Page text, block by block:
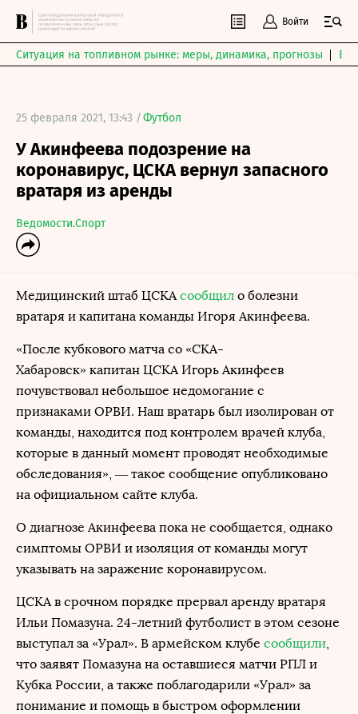
Войти
Ситуация на топливном рынке: меры, динамика, прогнозы
25 февраля 2021, 13:43 /Футбол
У Акинфеева подозрение на
коронавирус, ЦСКА вернул запасного
вратаря из аренды
Ведомости.Спорт
Медицинский штаб ЦСКАсообщил о болезни
вратаря и капитана команды Игоря Акинфеева.
«После кубкового матча со «СКА-
Хабаровск» капитан ЦСКА Игорь Акинфеев
почувствовал небольшое недомогание с
признаками ОРВИ. Наш вратарь был изолирован от
команды, находится под контролем врачей клуба,
которые в данный момент проводят необходимые
обследования», — такое сообщение опубликовано
на официальном сайте клуба.
О диагнозе Акинфеева пока не сообщается, однако
симптомы ОРВИ и изоляция от команды могут
указывать на заражение коронавирусом.
ЦСКА в срочном порядке прервал аренду вратаря
Ильи Помазуна. 24-летний футболист в этом сезоне
выступал за «Урал». В армейском клубе сообщили,
что заявят Помазуна на оставшиеся матчи РПЛ и
Кубка России, а также поблагодарили «Урал» за
понимание и помощь в быстром оформлении